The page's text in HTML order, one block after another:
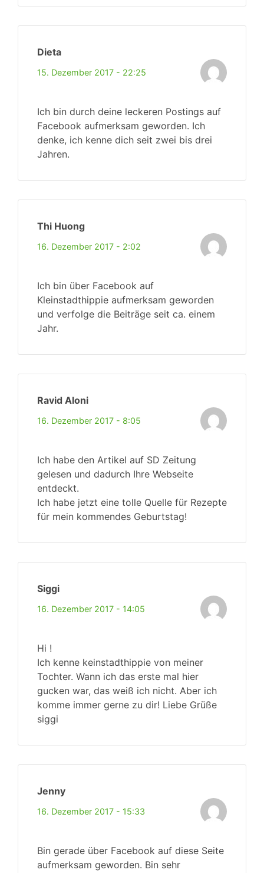
Dieta
15. Dezember 2017 - 22:25
Ich bin durch deine leckeren Postings auf
Facebook aufmerksam geworden. Ich
denke, ich kenne dich seit zwei bis drei
Jahren.
Thi Huong
16. Dezember 2017 - 2:02
Ich bin über Facebook auf
Kleinstadthippie aufmerksam geworden
und verfolge die Beiträge seit ca. einem
Jahr.
Ravid Aloni
16. Dezember 2017 - 8:05
Ich habe den Artikel auf SD Zeitung
gelesen und dadurch Ihre Webseite
entdeckt.
Ich habe jetzt eine tolle Quelle für Rezepte
für mein kommendes Geburtstag!
Siggi
16. Dezember 2017 - 14:05
Hi !
Ich kenne keinstadthippie von meiner
Tochter. Wann ich das erste mal hier
gucken war, das weiß ich nicht. Aber ich
komme immer gerne zu dir! Liebe Grüße
siggi
Jenny
16. Dezember 2017 - 15:33
Bin gerade über Facebook auf diese Seite
aufmerksam geworden. Bin sehr